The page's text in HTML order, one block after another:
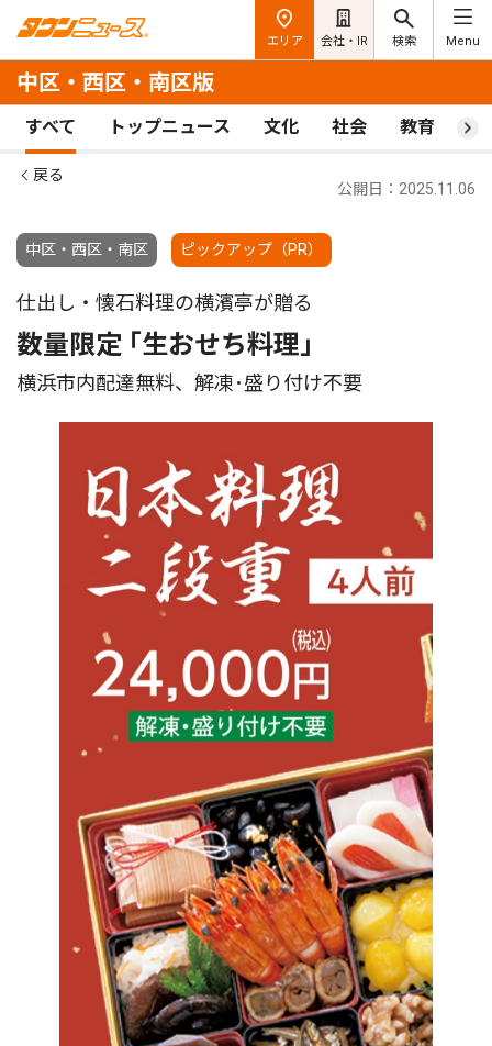
エリア 会社・IR 検索 Menu
中区・西区・南区版
すべて トップニュース 文化 社会 教育 ス
戻る
中区・西区・南区 ピックアップ（PR）
公開日：2025.11.06
仕出し・懐石料理の横濱亭が贈る
数量限定 ｢生おせち料理｣
横浜市内配達無料、解凍･盛り付け不要